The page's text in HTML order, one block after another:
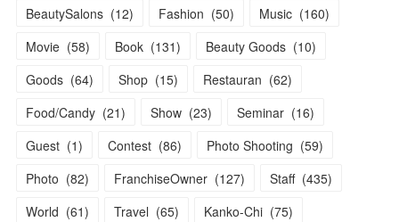
BeautySalons (12) Fashion (50) Music (160)
Movie (58) Book (131) Beauty Goods (10)
Goods (64) Shop (15) Restauran (62)
Food/Candy (21) Show (23) Seminar (16)
Guest (1) Contest (86) Photo Shooting (59)
Photo (82) FranchiseOwner (127) Staff (435)
World (61) Travel (65) Kanko-Chi (75)